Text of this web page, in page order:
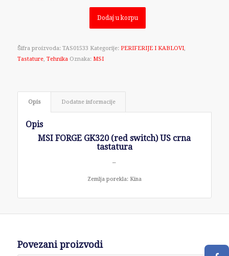
Dodaj u korpu
Šifra proizvoda: TAS01533 Kategorije: PERIFERIJE I KABLOVI,
Tastature, Tehnika Oznaka: MSI
Opis Dodatne informacije
Opis
MSI FORGE GK320 (red switch) US crna
tastatura
–
Zemlja porekla: Kina
Povezani proizvodi